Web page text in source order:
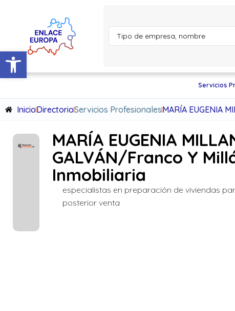
Abrir barra de herramientas
Servicios
InicioDirectorioServicios ProfesionalesMARÍA EUGENIA
MARÍA EUGENIA
GALVÁN/Franco Y
Inmobiliaria
especialistas en preparación de viviendas
posterior venta